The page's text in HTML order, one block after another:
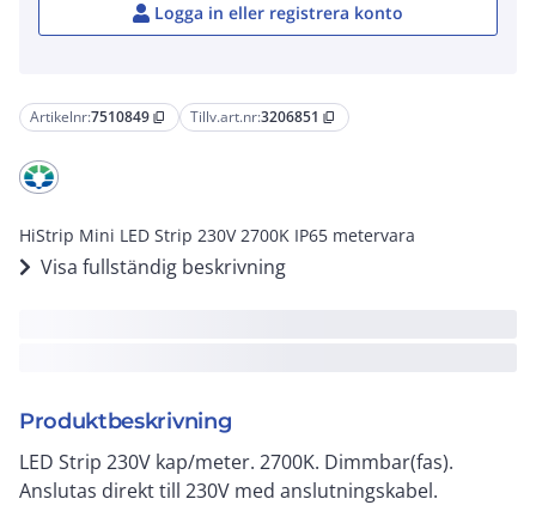
Artikelnr:7510849 content_copy Tillv.art.nr:3206851 content_copy
HiStrip Mini LED Strip 230V 2700K IP65 metervara
Visa fullständig beskrivning
Produktbeskrivning
LED Strip 230V kap/meter. 2700K. Dimmbar(fas).
Anslutas direkt till 230V med anslutningskabel.
Logga in eller registrera konto